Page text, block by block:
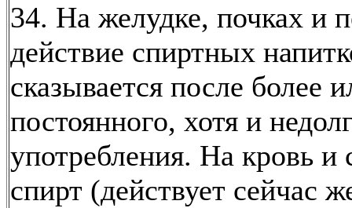
34. На желудке, почках и
действие спиртных
сказывается после более
постоянного, хотя и
употребления. На кровь и
спирт (действует сейчас